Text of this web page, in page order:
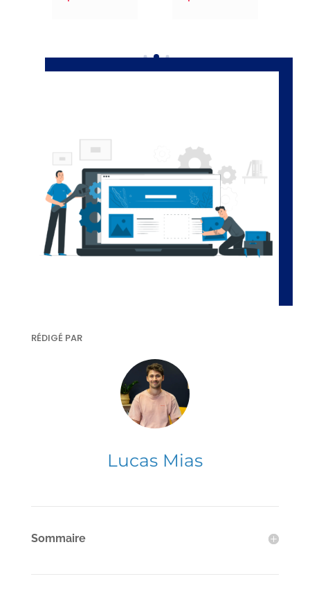
RÉDIGÉ PAR
Lucas Mias
Sommaire